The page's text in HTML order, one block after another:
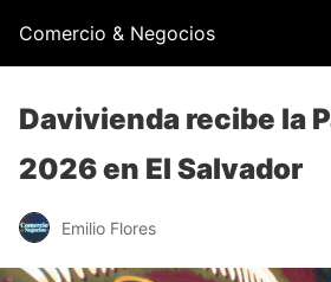
Comercio & Negocios
Davivienda recibe la
2026 en El Salvador
Emilio Flores